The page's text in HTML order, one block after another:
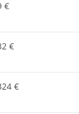
€
€
€